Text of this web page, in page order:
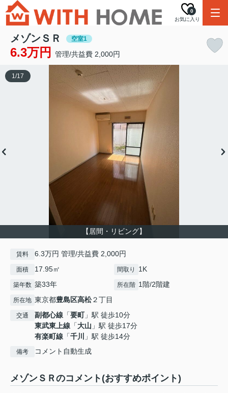
お気に入り
0
メゾンＳＲ 空室1
6.3万円 管理/共益費 2,000円
【居間・リビング】
1/17
賃料 6.3万円 管理/共益費 2,000円
面積 17.95㎡ 間取り 1K
築年数 築33年 所在階 1階/2階建
所在地 東京都豊島区高松２丁目
交通 副都心線 「要町」駅 徒歩10分
東武東上線 「大山 」駅 徒歩17分
有楽町線 「千川 」駅 徒歩14分
備考 コメント自動生成
メゾンＳＲのコメント(おすすめポイント)